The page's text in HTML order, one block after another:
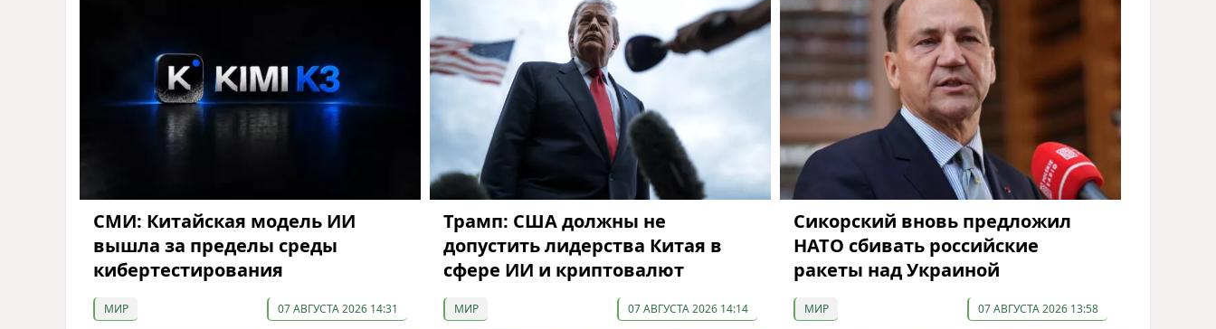
СМИ: Китайская модель ИИ
вышла за пределы среды
кибертестирования
МИР 07 АВГУСТА 2026 14:31
Трамп: США должны не
допустить лидерства Китая в
сфере ИИ и криптовалют
МИР 07 АВГУСТА 2026 14:14
Сикорский вновь предложил
НАТО сбивать российские
ракеты над Украиной
МИР 07 АВГУСТА 2026 13:58